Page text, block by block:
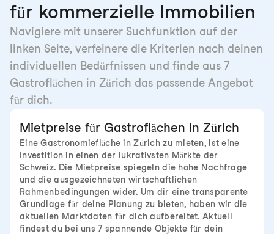
für kommerzielle Immobilien
Navigiere mit unserer Suchfunktion auf der
linken Seite, verfeinere die Kriterien nach deinen
individuellen Bedürfnissen und finde aus 7
Gastroflächen in Zürich das passende Angebot
für dich.
Mietpreise für Gastroflächen in Zürich
Eine Gastronomiefläche in Zürich zu mieten, ist eine
Investition in einen der lukrativsten Märkte der
Schweiz. Die Mietpreise spiegeln die hohe Nachfrage
und die ausgezeichneten wirtschaftlichen
Rahmenbedingungen wider. Um dir eine transparente
Grundlage für deine Planung zu bieten, haben wir die
aktuellen Marktdaten für dich aufbereitet. Aktuell
findest du bei uns 7 spannende Objekte für dein